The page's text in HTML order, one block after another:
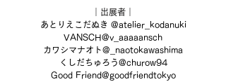
｜出展者｜
あとりえこだぬき @atelier_kodanuki
VANSCH@v_aaaaansch
カワシマナオト@_naotokawashima
くしだちゅろう@churow94
Good Friend@goodfriendtokyo